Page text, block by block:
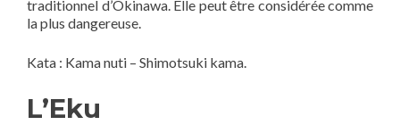
traditionnel d’Okinawa. Elle peut être considérée comme
la plus dangereuse.
Kata : Kama nuti – Shimotsuki kama.
L’Eku